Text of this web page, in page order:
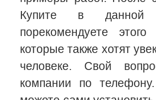
Купите в данной
порекомендуете
которые также хотят
человеке. Свой
компании по